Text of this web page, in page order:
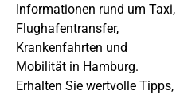
Informationen rund um Taxi,
Flughafentransfer,
Krankenfahrten und
Mobilität in Hamburg.
Erhalten Sie wertvolle Tipps,